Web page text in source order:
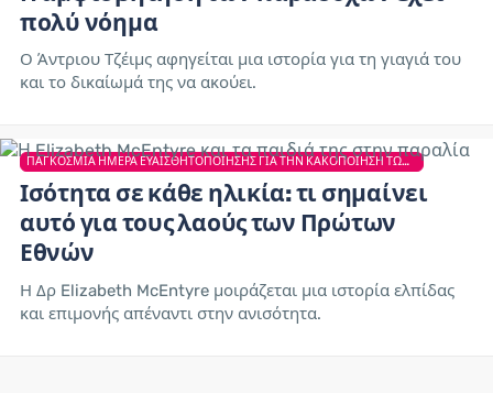
πολύ νόημα
Ο Άντριου Τζέιμς αφηγείται μια ιστορία για τη γιαγιά του
και το δικαίωμά της να ακούει.
ΠΑΓΚΌΣΜΙΑ ΗΜΈΡΑ ΕΥΑΙΣΘΗΤΟΠΟΊΗΣΗΣ ΓΙΑ ΤΗΝ ΚΑΚΟΠΟΊΗΣΗ ΤΩΝ ΗΛΙΚΙΩΜΈΝΩΝ
Ισότητα σε κάθε ηλικία: τι σημαίνει
αυτό για τους λαούς των Πρώτων
Εθνών
Η Δρ Elizabeth McEntyre μοιράζεται μια ιστορία ελπίδας
και επιμονής απέναντι στην ανισότητα.